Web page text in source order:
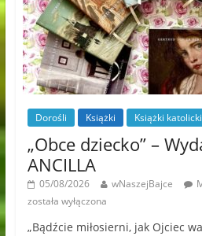
Dorośli Książki Książki
„Obce dziecko” –
ANCILLA
05/08/2026 wNaszejBajce
została wyłączona
„Bądźcie miłosierni, jak Ojciec